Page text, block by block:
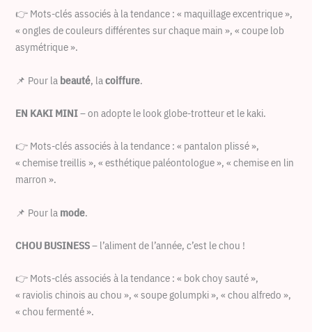
👉 Mots-clés associés à la tendance : « maquillage excentrique »,
« ongles de couleurs différentes sur chaque main », « coupe lob
asymétrique ».
📌 Pour la beauté, lacoiffure.
EN KAKI MINI– on adopte le look globe-trotteur et le kaki.
👉 Mots-clés associés à la tendance : « pantalon plissé »,
« chemise treillis », « esthétique paléontologue », « chemise en lin
marron ».
📌 Pour la mode.
CHOU BUSINESS– l’aliment de l’année, c’est le chou !
👉 Mots-clés associés à la tendance : « bok choy sauté »,
« raviolis chinois au chou », « soupe golumpki », « chou alfredo »,
« chou fermenté ».